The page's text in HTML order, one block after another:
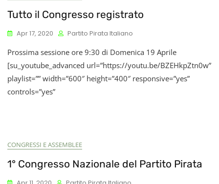
Tutto il Congresso registrato
Apr 17, 2020 Partito Pirata Italiano
Prossima sessione ore 9:30 di Domenica 19 Aprile
[su_youtube_advanced url=”https://youtu.be/BZEHkpZtn0w”
playlist=”” width=”600″ height=”400″ responsive=”yes”
controls=”yes”
CONGRESSI E ASSEMBLEE
1° Congresso Nazionale del Partito Pirata